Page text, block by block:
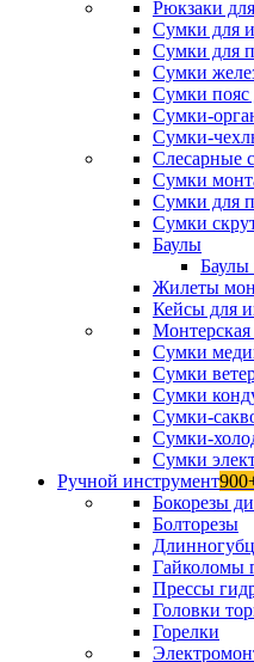
Рюкзаки
Сумки для
Сумки для
Сумки
Сумки пояс
Сумки-
Сумки-
Слесарные
Сумки
Сумки для
Сумки
Баулы
Баулы
Жилеты
Кейсы для
Монтерская
Сумки
Сумки
Сумки
Сумки-
Сумки-
Сумки
Ручной инструмент
Бокорезы
Болторезы
Гайколомы
Прессы
Головки
Горелки